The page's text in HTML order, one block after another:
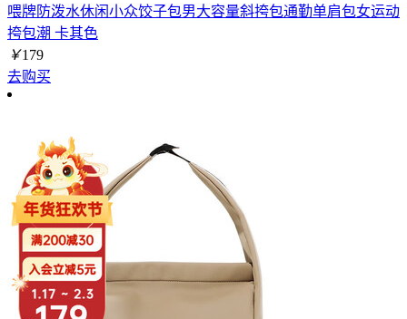
喂牌防泼水休闲小众饺子包男大容量斜挎包通勤单肩包女运动
挎包潮 卡其色
￥179
去购买